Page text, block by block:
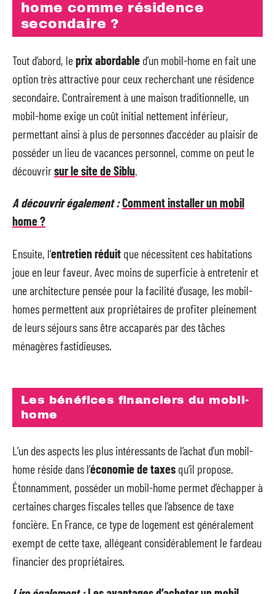
home comme résidence
secondaire ?
Tout d’abord, leprix abordable d’un mobil-home en fait une
option très attractive pour ceux recherchant une résidence
secondaire. Contrairement à une maison traditionnelle, un
mobil-home exige un coût initial nettement inférieur,
permettant ainsi à plus de personnes d’accéder au plaisir de
posséder un lieu de vacances personnel, comme on peut le
découvrirsur le site de Siblu
A découvrir également :Comment installer un mobil
home ?
Ensuite, l’entretien réduit que nécessitent ces habitations
joue en leur faveur. Avec moins de superficie à entretenir et
une architecture pensée pour la facilité d’usage, les mobil-
homes permettent aux propriétaires de profiter pleinement
de leurs séjours sans être accaparés par des tâches
ménagères fastidieuses.
Les bénéfices financiers du mobil-
home
L’un des aspects les plus intéressants de l’achat d’un mobil-
home réside dans l’économie de taxes qu’il propose.
Étonnamment, posséder un mobil-home permet d’échapper à
certaines charges fiscales telles que l’absence de taxe
foncière. En France, ce type de logement est généralement
exempt de cette taxe, allégeant considérablement le fardeau
financier des propriétaires.